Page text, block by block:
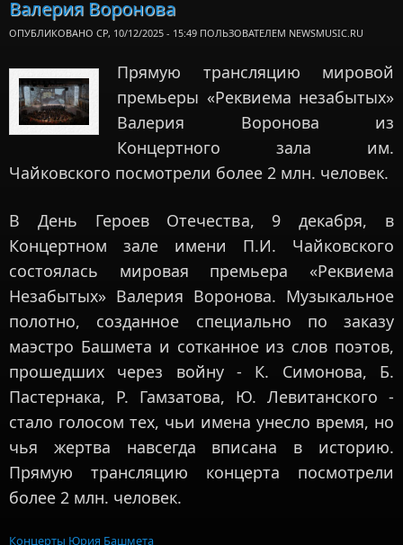
Валерия Воронова
ОПУБЛИКОВАНО СР, 10/12/2025 - 15:49 ПОЛЬЗОВАТЕЛЕМ NEWSMUSIC.RU
Прямую трансляцию мировой
премьеры «Реквиема незабытых»
Валерия Воронова из
Концертного зала им.
Чайковского посмотрели более 2 млн. человек.
В День Героев Отечества, 9 декабря, в
Концертном зале имени П.И. Чайковского
состоялась мировая премьера «Реквиема
Незабытых» Валерия Воронова. Музыкальное
полотно, созданное специально по заказу
маэстро Башмета и сотканное из слов поэтов,
прошедших через войну - К. Симонова, Б.
Пастернака, Р. Гамзатова, Ю. Левитанского -
стало голосом тех, чьи имена унесло время, но
чья жертва навсегда вписана в историю.
Прямую трансляцию концерта посмотрели
более 2 млн. человек.
Концерты Юрия Башмета